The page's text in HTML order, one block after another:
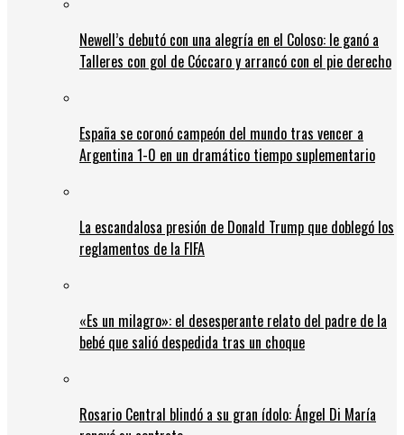
Newell’s debutó con una alegría en el Coloso: le ganó a
Talleres con gol de Cóccaro y arrancó con el pie derecho
España se coronó campeón del mundo tras vencer a
Argentina 1-0 en un dramático tiempo suplementario
La escandalosa presión de Donald Trump que doblegó los
reglamentos de la FIFA
«Es un milagro»: el desesperante relato del padre de la
bebé que salió despedida tras un choque
Rosario Central blindó a su gran ídolo: Ángel Di María